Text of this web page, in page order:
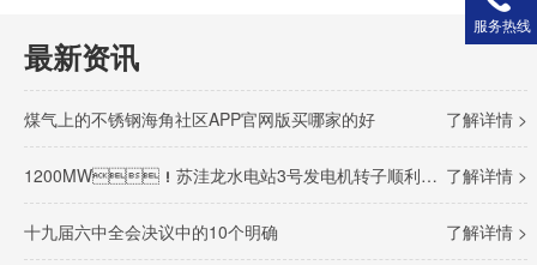
最新资讯
了解详情 >
煤气上的不锈钢海角社区APP官网版买哪家的好
了解详情 >
1200MW！苏洼龙水电站3号发电机转子顺利完成吊装
了解详情 >
十九届六中全会决议中的10个明确
服务热线